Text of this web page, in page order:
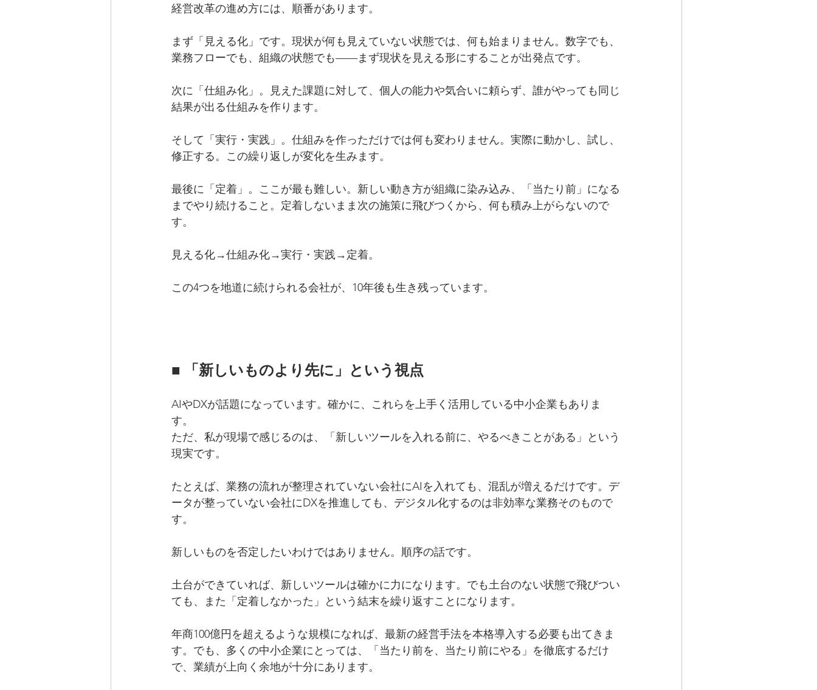
経営改革の進め方には、順番があります。
まず「見える化」です。現状が何も見えていない状態では、何も始まりません。数字でも、
業務フローでも、組織の状態でも——まず現状を見える形にすることが出発点です。
次に「仕組み化」。見えた課題に対して、個人の能力や気合いに頼らず、誰がやっても同じ
結果が出る仕組みを作ります。
そして「実行・実践」。仕組みを作っただけでは何も変わりません。実際に動かし、試し、
修正する。この繰り返しが変化を生みます。
最後に「定着」。ここが最も難しい。新しい動き方が組織に染み込み、「当たり前」になる
までやり続けること。定着しないまま次の施策に飛びつくから、何も積み上がらないので
す。
見える化→仕組み化→実行・実践→定着。
この4つを地道に続けられる会社が、10年後も生き残っています。
■ 「新しいものより先に」という視点
AIやDXが話題になっています。確かに、これらを上手く活用している中小企業もありま
す。
ただ、私が現場で感じるのは、「新しいツールを入れる前に、やるべきことがある」という
現実です。
たとえば、業務の流れが整理されていない会社にAIを入れても、混乱が増えるだけです。デ
ータが整っていない会社にDXを推進しても、デジタル化するのは非効率な業務そのもので
す。
新しいものを否定したいわけではありません。順序の話です。
土台ができていれば、新しいツールは確かに力になります。でも土台のない状態で飛びつい
ても、また「定着しなかった」という結末を繰り返すことになります。
年商100億円を超えるような規模になれば、最新の経営手法を本格導入する必要も出てきま
す。でも、多くの中小企業にとっては、「当たり前を、当たり前にやる」を徹底するだけ
で、業績が上向く余地が十分にあります。